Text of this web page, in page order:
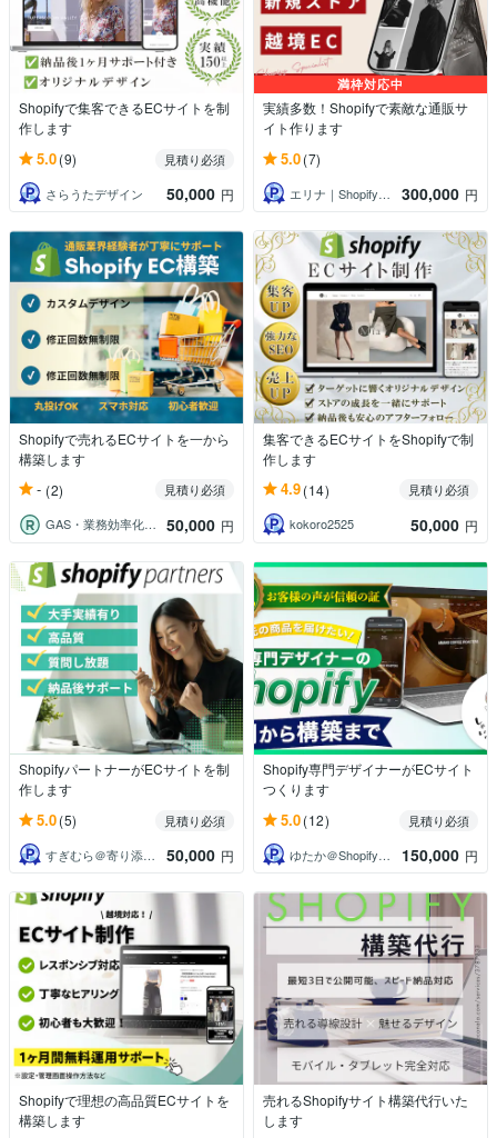
Shopifyで集客できるECサイトを制
作します
5.0(9)
見積り必須
さらうたデザイン
50,000 円
満枠対応中
実績多数！Shopifyで素敵な通販サ
イト作ります
5.0(7)
エリナ｜Shopifyマーケター 300,000 円
Shopifyで売れるECサイトを一から
構築します
- (2)
見積り必須
GAS・業務効率化・ECのプロ｜やまぐち
50,000 円
集客できるECサイトをShopifyで制
作します
4.9(14)
見積り必須
kokoro2525
50,000 円
ShopifyパートナーがECサイトを制
作します
5.0(5)
見積り必須
すぎむら＠寄り添い対応
50,000 円
Shopify専門デザイナーがECサイト
つくります
5.0(12)
見積り必須
ゆたか＠Shopify専門家・EC制作
150,000 円
Shopifyで理想の高品質ECサイトを
構築します
売れるShopifyサイト構築代行いた
します